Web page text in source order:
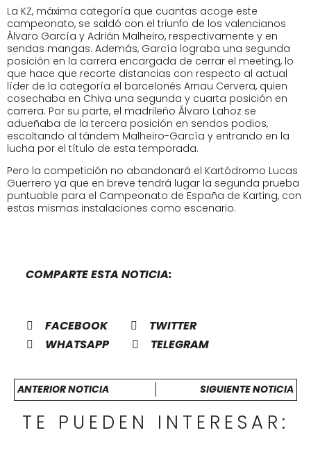
La KZ, máxima categoría que cuantas acoge este
campeonato, se saldó con el triunfo de los valencianos
Álvaro García y Adrián Malheiro, respectivamente y en
sendas mangas. Además, García lograba una segunda
posición en la carrera encargada de cerrar el meeting, lo
que hace que recorte distancias con respecto al actual
líder de la categoría el barcelonés Arnau Cervera, quien
cosechaba en Chiva una segunda y cuarta posición en
carrera. Por su parte, el madrileño Álvaro Lahoz se
adueñaba de la tercera posición en sendos podios,
escoltando al tándem Malheiro-García y entrando en la
lucha por el título de esta temporada.
Pero la competición no abandonará el Kartódromo Lucas
Guerrero ya que en breve tendrá lugar la segunda prueba
puntuable para el Campeonato de España de Karting, con
estas mismas instalaciones como escenario.
COMPARTE ESTA NOTICIA:
FACEBOOK
TWITTER
WHATSAPP
TELEGRAM
ANTERIOR NOTICIA SIGUIENTE NOTICIA
TE PUEDEN INTERESAR: